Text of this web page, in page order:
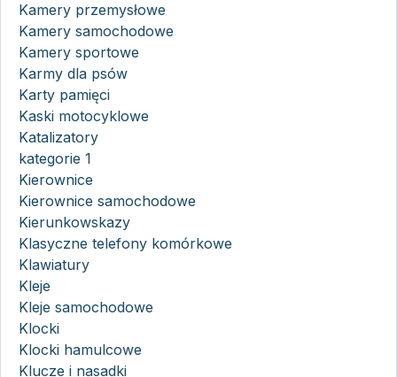
Kamery przemysłowe
Kamery samochodowe
Kamery sportowe
Karmy dla psów
Karty pamięci
Kaski motocyklowe
Katalizatory
kategorie 1
Kierownice
Kierownice samochodowe
Kierunkowskazy
Klasyczne telefony komórkowe
Klawiatury
Kleje
Kleje samochodowe
Klocki
Klocki hamulcowe
Klucze i nasadki